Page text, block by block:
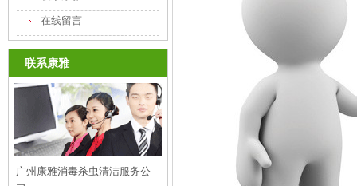
在线留言
联系康雅
广州康雅消毒杀虫清洁服务公